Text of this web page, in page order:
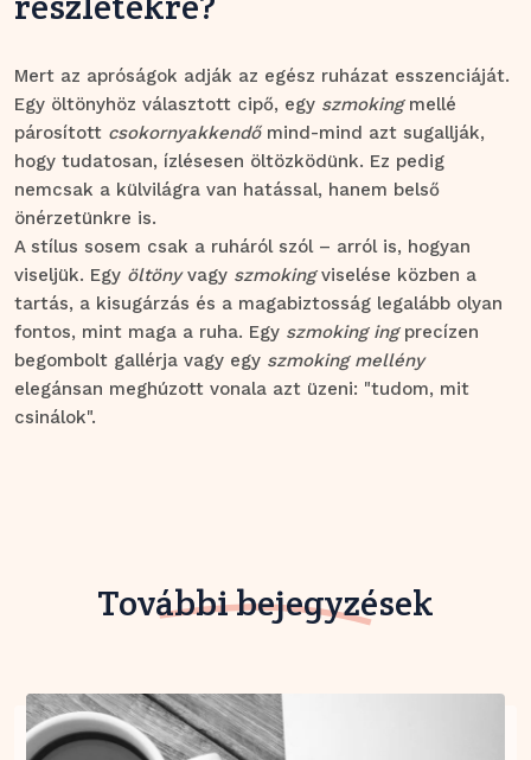
Mert az apróságok adják az egész ruházat esszenciáját.
Egy öltönyhöz választott cipő, egy szmokingmellé
párosított csokornyakkendőmind-mind azt sugallják,
hogy tudatosan, ízlésesen öltözködünk. Ez pedig
nemcsak a külvilágra van hatással, hanem belső
önérzetünkre is.
A stílus sosem csak a ruháról szól – arról is, hogyan
viseljük. Egy öltönyvagy szmokingviselése közben a
tartás, a kisugárzás és a magabiztosság legalább olyan
fontos, mint maga a ruha. Egy szmoking ingprecízen
begombolt gallérja vagy egy szmoking mellény
elegánsan meghúzott vonala azt üzeni: "tudom, mit
csinálok".
További bejegyzések